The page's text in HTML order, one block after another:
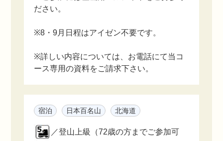
ださい。
※8・9月日程はアイゼン不要です。
※詳しい内容については、お電話にて当コ
ース専用の資料をご請求下さい。
宿泊 日本百名山 北海道
／登山上級（72歳の方までご参加可